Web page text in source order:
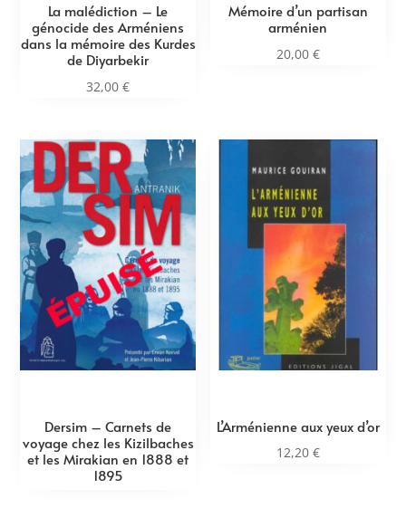
La malédiction – Le
génocide des Arméniens
dans la mémoire des Kurdes
de Diyarbekir
32,00€
Mémoire d’un partisan
arménien
20,00 €
Dersim – Carnets de
voyage chez les Kizilbaches
et les Mirakian en 1888 et
1895
L’Arménienne aux yeux d’or
12,20 €